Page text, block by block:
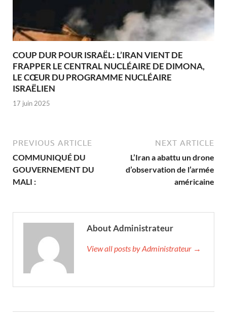
COUP DUR POUR ISRAËL: L’IRAN VIENT DE
FRAPPER LE CENTRAL NUCLÉAIRE DE DIMONA,
LE CŒUR DU PROGRAMME NUCLÉAIRE
ISRAËLIEN
17 juin 2025
PREVIOUS ARTICLE
COMMUNIQUÉ DU
GOUVERNEMENT DU
MALI :
NEXT ARTICLE
L’Iran a abattu un drone
d’observation de l’armée
américaine
About Administrateur
View all posts by Administrateur →